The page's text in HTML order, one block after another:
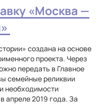
«Москва —
создана на основе
проекта. Через
передать в Главное
семейные реликвии
необходимости
апреле 2019 года. За